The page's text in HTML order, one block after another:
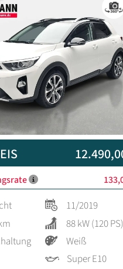
11/2019
88 kW (120 PS)
Weiß
Super E10